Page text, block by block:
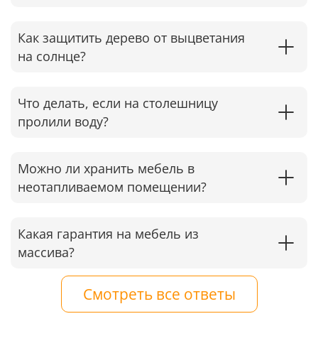
Как защитить дерево от выцветания
на солнце?
Что делать, если на столешницу
пролили воду?
Можно ли хранить мебель в
неотапливаемом помещении?
Какая гарантия на мебель из
массива?
Смотреть все ответы